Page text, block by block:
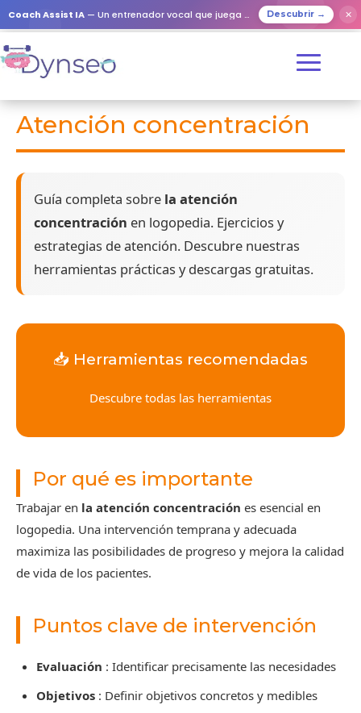
Coach Assist IA — Un entrenador vocal que juega con tus seres queridos Descubrir → ✕
Atención concentración
Guía completa sobre la atención
concentración en logopedia. Ejercicios y
estrategias de atención. Descubre nuestras
herramientas prácticas y descargas gratuitas.
📥 Herramientas recomendadas
Descubre todas las herramientas
Por qué es importante
Trabajar en la atención concentración es esencial en
logopedia. Una intervención temprana y adecuada
maximiza las posibilidades de progreso y mejora la calidad
de vida de los pacientes.
Puntos clave de intervención
Evaluación : Identificar precisamente las necesidades
Objetivos : Definir objetivos concretos y medibles